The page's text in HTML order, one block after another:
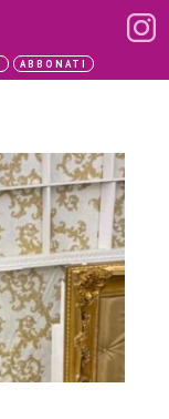
ABBONATI